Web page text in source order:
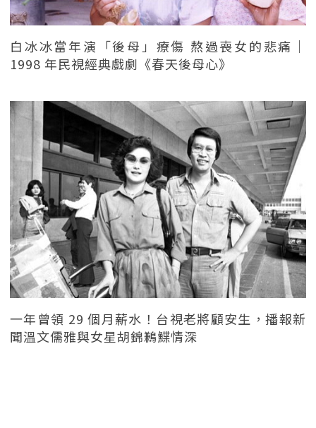
白冰冰當年演「後母」療傷 熬過喪女的悲痛｜
1998 年民視經典戲劇《春天後母心》
一年曾領 29 個月薪水！台視老將顧安生，播報新
聞溫文儒雅與女星胡錦鶼鰈情深